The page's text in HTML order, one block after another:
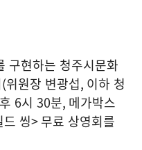
구현하는 청주시문화
(위원장 변광섭, 이하 청
6시 30분, 메가박스
씽>무료 상영회를